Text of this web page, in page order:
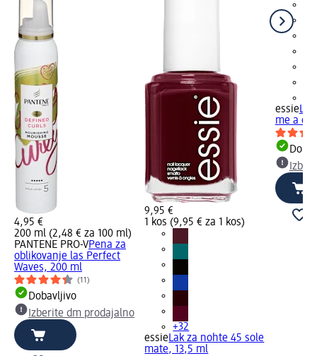
4,95 €
200 ml (2,48 € za 100 ml)
PANTENE PRO-VPena za
oblikovanje las Perfect
Waves, 200 ml
(11)
Dobavljivo
Izberite dm prodajalno
9,95 €
1 kos (9,95 € za 1 kos)
+32
essieLak za nohte 45 sole
mate, 13,5 ml
essie
me a